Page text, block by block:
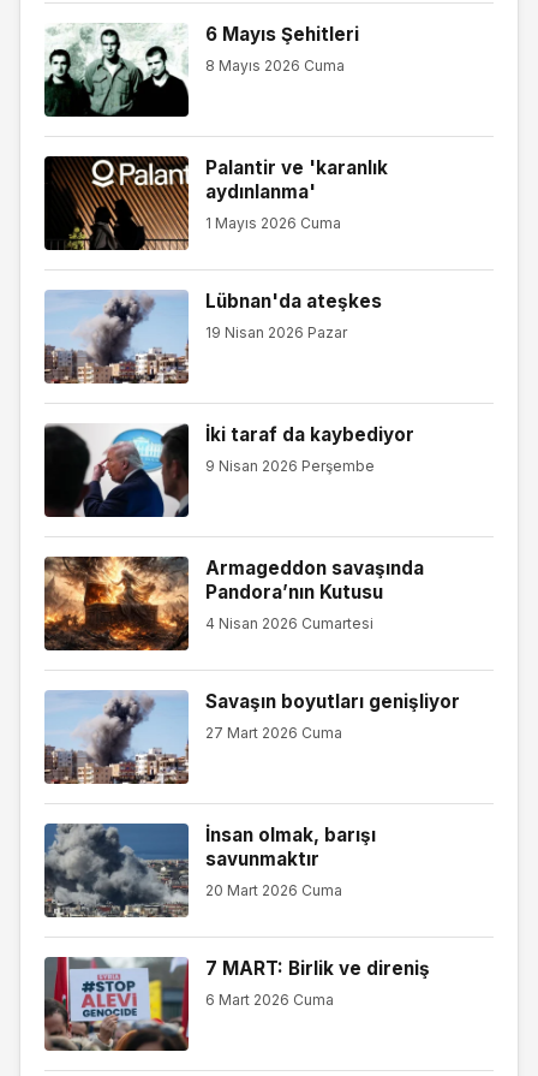
6 Mayıs Şehitleri
8 Mayıs 2026 Cuma
Palantir ve 'karanlık
aydınlanma'
1 Mayıs 2026 Cuma
Lübnan'da ateşkes
19 Nisan 2026 Pazar
İki taraf da kaybediyor
9 Nisan 2026 Perşembe
Armageddon savaşında
Pandora’nın Kutusu
4 Nisan 2026 Cumartesi
Savaşın boyutları genişliyor
27 Mart 2026 Cuma
İnsan olmak, barışı
savunmaktır
20 Mart 2026 Cuma
7 MART: Birlik ve direniş
6 Mart 2026 Cuma